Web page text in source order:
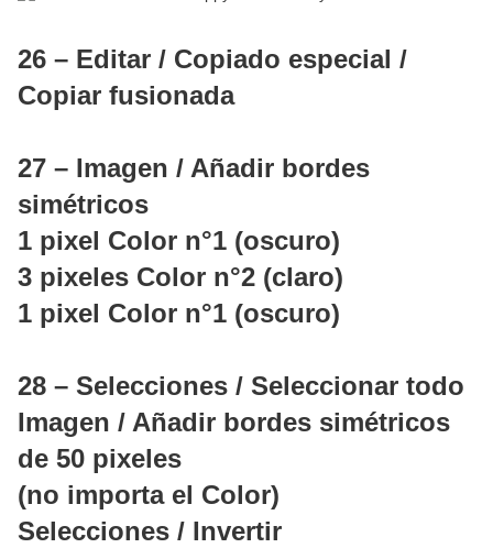
26 – Editar / Copiado especial /
Copiar fusionada
27 – Imagen / Añadir bordes
simétricos
1 pixel Color n°1 (oscuro)
3 pixeles Color n°2 (claro)
1 pixel Color n°1 (oscuro)
28 – Selecciones / Seleccionar todo
Imagen / Añadir bordes simétricos
de 50 pixeles
(no importa el Color)
Selecciones / Invertir